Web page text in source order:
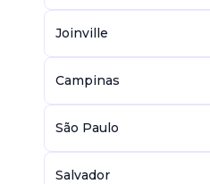
Joinville
Campinas
São Paulo
Salvador